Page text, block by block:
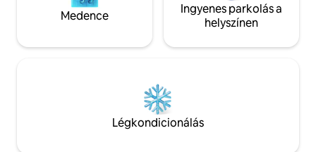
Medence
Ingyenes parkolás a
helyszínen
Légkondicionálás